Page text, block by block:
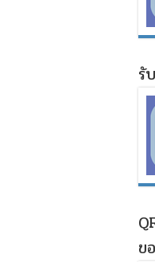
รั
ข